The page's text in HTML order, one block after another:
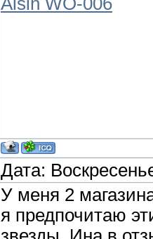
Дата:
У меня 2
я предпочитаю